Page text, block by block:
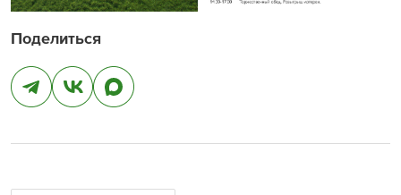
Поделиться